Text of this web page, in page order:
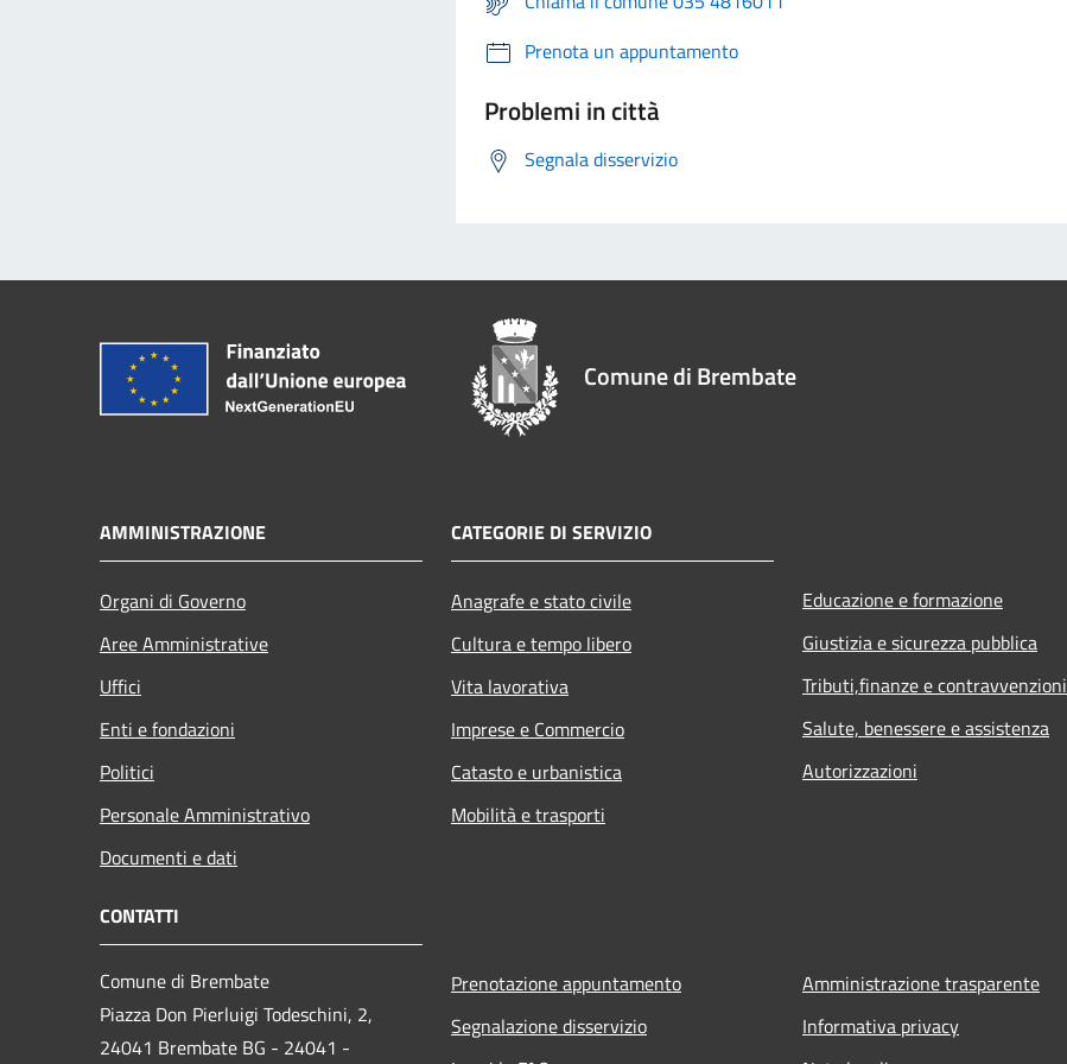
Prenota un appuntamento
Problemi in città
Segnala disservizio
Comune di Brembate
AMMINISTRAZIONE
Organi di Governo
Aree Amministrative
Uffici
Enti e fondazioni
Politici
Personale Amministrativo
Documenti e dati
CATEGORIE DI SERVIZIO
Anagrafe e stato civile
Cultura e tempo libero
Vita lavorativa
Imprese e Commercio
Catasto e urbanistica
Mobilità e trasporti
Educazione e formazione
Giustizia e sicurezza pubblica
Tributi,finanze e contravvenzioni
Salute, benessere e assistenza
Autorizzazioni
CONTATTI
Comune di Brembate
Piazza Don Pierluigi Todeschini, 2,
24041 Brembate BG - 24041 -
Prenotazione appuntamento
Segnalazione disservizio
Amministrazione trasparente
Informativa privacy